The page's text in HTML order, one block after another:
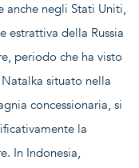
anche negli Stati Uniti,
estrattiva della Russia
periodo che ha visto
situato nella
concessionaria, si
la
In Indonesia,